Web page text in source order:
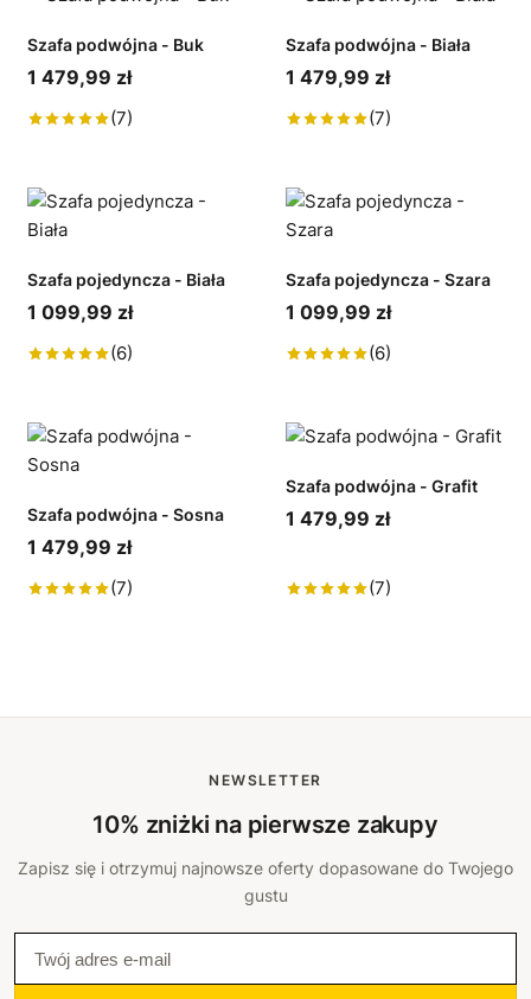
Szafa podwójna - Buk
1 479,99 zł
(7)
Szafa podwójna - Biała
1 479,99 zł
(7)
Szafa pojedyncza - Biała
1 099,99 zł
(6)
Szafa pojedyncza - Szara
1 099,99 zł
(6)
Szafa podwójna - Sosna
1 479,99 zł
(7)
Szafa podwójna - Grafit
1 479,99 zł
(7)
NEWSLETTER
10% zniżki na pierwsze zakupy
Zapisz się i otrzymuj najnowsze oferty dopasowane do Twojego
gustu